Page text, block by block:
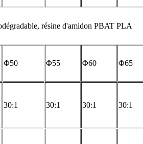
résine d'amidon PBAT PLA
Φ50 Φ55 Φ60 Φ65
30:1 30:1 30:1 30:1